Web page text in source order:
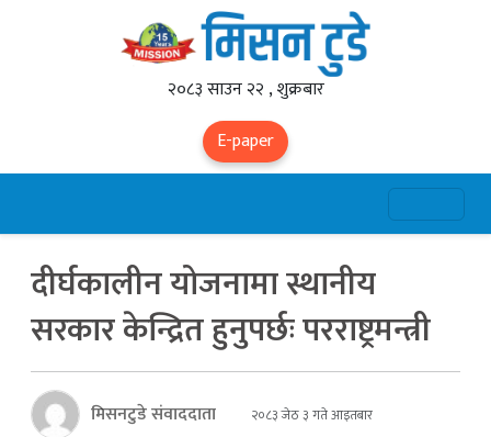
२०८३ साउन २२ , शुक्रबार
E-paper
दीर्घकालीन योजनामा स्थानीय
सरकार केन्द्रित हुनुपर्छः परराष्ट्रमन्त्री
मिसनटुडे संवाददाता २०८३ जेठ ३ गते आइतबार